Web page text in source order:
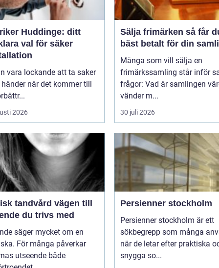
Huddinge: ditt
val för säker
vara lockande att ta saker
när det kommer till
2026
Sälja frimärken så får du
bäst betalt för din
Många som vill sälja en
frimärkssamling står inför
frågor: Vad är samlingen
vänder m...
30 juli 2026
vägen till
du trivs med
säger mycket om en
För många påverkar
utseende både
Persienner stockholm
Persienner stockholm är ett
sökbegrepp som många
när de letar efter praktiska
snygga so...